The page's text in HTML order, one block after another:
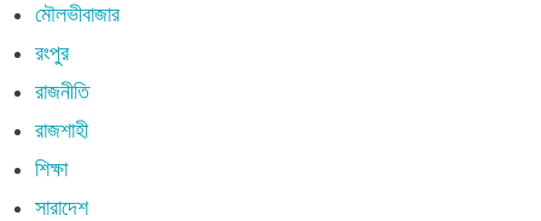
মৌলভীবাজার
রংপুর
রাজনীতি
রাজশাহী
শিক্ষা
সারাদেশ